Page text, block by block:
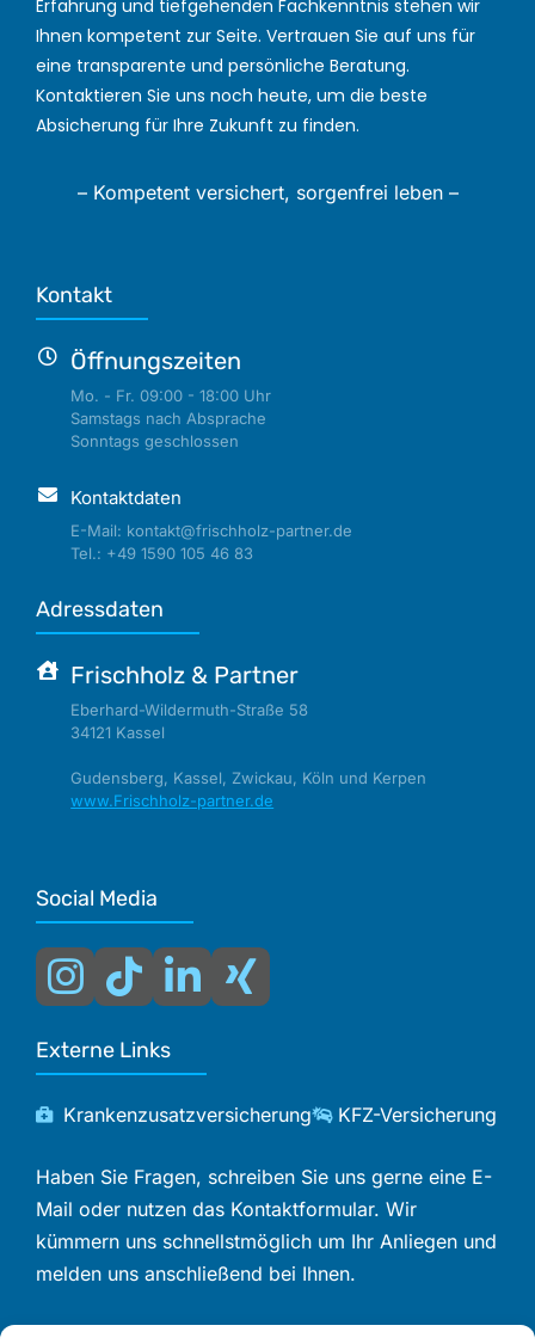
Erfahrung und tiefgehenden Fachkenntnis stehen wir
Ihnen kompetent zur Seite. Vertrauen Sie auf uns für
eine transparente und persönliche Beratung.
Kontaktieren Sie uns noch heute, um die beste
Absicherung für Ihre Zukunft zu finden.
– Kompetent versichert, sorgenfrei leben –
Kontakt
Öffnungszeiten
Mo. - Fr. 09:00 - 18:00 Uhr
Samstags nach Absprache
Sonntags geschlossen
Kontaktdaten
E-Mail: kontakt@frischholz-partner.de
Tel.: +49 1590 105 46 83
Adressdaten
Frischholz & Partner
Eberhard-Wildermuth-Straße 58
34121 Kassel
Gudensberg, Kassel, Zwickau, Köln und Kerpen
www.Frischholz-partner.de
Social Media
Externe Links
Krankenzusatzversicherung KFZ-Versicherung
Haben Sie Fragen, schreiben Sie uns gerne eine E-
Mail oder nutzen das Kontaktformular. Wir
kümmern uns schnellstmöglich um Ihr Anliegen und
melden uns anschließend bei Ihnen.